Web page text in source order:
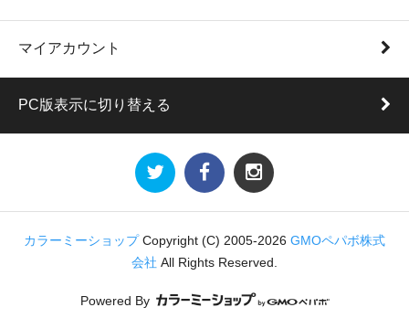
マイアカウント
PC版表示に切り替える
カラーミーショップ Copyright (C) 2005-2026 GMOペパボ株式
会社 All Rights Reserved.
Powered By